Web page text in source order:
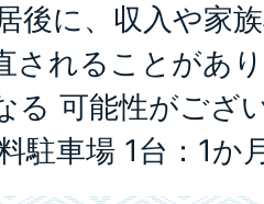
後に、収入や家
されることがあ
る 可能性がござ
駐車場 1台：1か